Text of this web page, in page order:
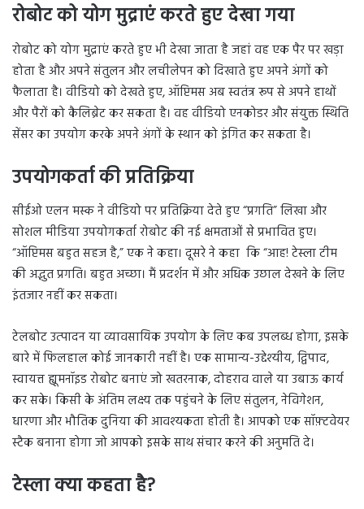
रोबोट को योग मुद्राएं करते हुए देखा गया
रोबोट को योग मुद्राएं करते हुए भी देखा जाता है जहां वह एक पैर पर खड़ा
होता है और अपने संतुलन और लचीलेपन को दिखाते हुए अपने अंगों को
फैलाता है। वीडियो को देखते हुए, ऑप्टिमस अब स्वतंत्र रूप से अपने हाथों
और पैरों को कैलिब्रेट कर सकता है। वह वीडियो एनकोडर और संयुक्त स्थिति
सेंसर का उपयोग करके अपने अंगों के स्थान को इंगित कर सकता है।
उपयोगकर्ता की प्रतिक्रिया
सीईओ एलन मस्क ने वीडियो पर प्रतिक्रिया देते हुए “प्रगति” लिखा और
सोशल मीडिया उपयोगकर्ता रोबोट की नई क्षमताओं से प्रभावित हुए।
“ऑप्टिमस बहुत सहज है,” एक ने कहा। दूसरे ने कहा कि “आह! टेस्ला टीम
की अद्भुत प्रगति। बहुत अच्छा। मैं प्रदर्शन में और अधिक उछाल देखने के लिए
इंतजार नहीं कर सकता।
टेलबोट उत्पादन या व्यावसायिक उपयोग के लिए कब उपलब्ध होगा, इसके
बारे में फिलहाल कोई जानकारी नहीं है। एक सामान्य-उद्देश्यीय, द्विपाद,
स्वायत्त ह्यूमनॉइड रोबोट बनाएं जो खतरनाक, दोहराव वाले या उबाऊ कार्य
कर सके। किसी के अंतिम लक्ष्य तक पहुंचने के लिए संतुलन, नेविगेशन,
धारणा और भौतिक दुनिया की आवश्यकता होती है। आपको एक सॉफ़्टवेयर
स्टैक बनाना होगा जो आपको इसके साथ संचार करने की अनुमति दे।
टेस्ला क्या कहता है?